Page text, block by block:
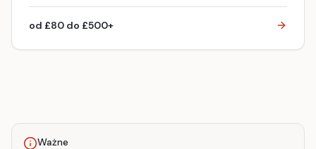
od £80 do £500+
Ważne